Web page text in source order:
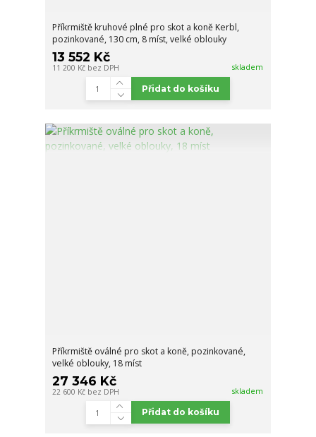
Příkrmiště kruhové plné pro skot a koně Kerbl,
pozinkované, 130 cm, 8 míst, velké oblouky
13 552 Kč
11 200 Kč bez DPH skladem
Přidat do košíku
Příkrmiště oválné pro skot a koně, pozinkované,
velké oblouky, 18 míst
27 346 Kč
22 600 Kč bez DPH skladem
Přidat do košíku